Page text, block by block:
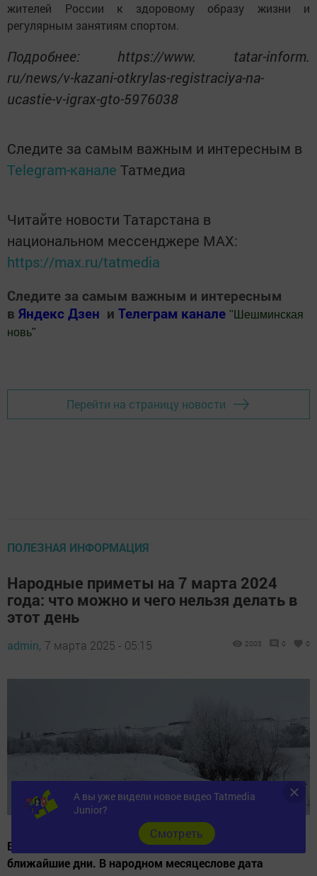
жителей России к здоровому образу жизни и
регулярным занятиям спортом.
Подробнее: https://www. tatar-inform.
ru/news/v-kazani-otkrylas-registraciya-na-
ucastie-v-igrax-gto-5976038
Следите за самым важным и интересным в
Telegram-канале Татмедиа
Читайте новости Татарстана в
национальном мессенджере MАХ:
https://max.ru/tatmedia
Следите за самым важным и интересным
в Яндекс Дзен и Телеграм канале " Шешминская
новь"
Перейти на страницу новости
ПОЛЕЗНАЯ ИНФОРМАЦИЯ
Народные приметы на 7 марта 2024
года: что можно и чего нельзя делать в
этот день
admin, 7 марта 2025 - 05:15 2003 0 0
В четверг 7 марта 2024 года судят о погоде на
ближайшие дни. В народном месяцеслове дата
А вы уже видели новое видео Tatmedia
Junior?
Cмотреть